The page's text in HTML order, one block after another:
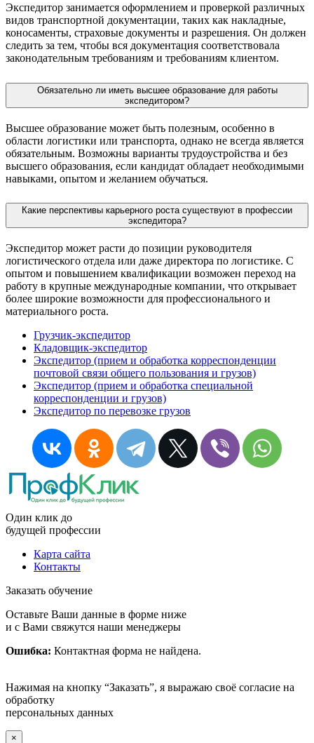
Экспедитор занимается оформлением и проверкой различных
видов транспортной документации, таких как накладные,
коносаменты, страховые документы и разрешения. Он должен
следить за тем, чтобы вся документация соответствовала
законодательным требованиям и требованиям клиентом.
Обязательно ли иметь высшее образование для работы
экспедитором?
Высшее образование может быть полезным, особенно в
области логистики или транспорта, однако не всегда является
обязательным. Возможны варианты трудоустройства и без
высшего образования, если кандидат обладает необходимыми
навыками, опытом и желанием обучаться.
Какие перспективы карьерного роста существуют в профессии
экспедитора?
Экспедитор может расти до позиции руководителя
логистического отдела или даже директора по логистике. С
опытом и повышением квалификации возможен переход на
работу в крупные международные компании, что открывает
более широкие возможности для профессионального и
материального роста.
Грузчик-экспедитор
Кладовщик-экспедитор
Экспедитор (прием и обработка корреспонденции
почтовой связи общего пользования и грузов)
Экспедитор (прием и обработка специальной
корреспонденции и грузов)
Экспедитор по перевозке грузов
Один клик до
будущей профессии
Карта сайта
Контакты
Заказать обучение
Оставьте Ваши данные в форме ниже
и с Вами свяжутся наши менеджеры
Ошибка: Контактная форма не найдена.
Нажимая на кнопку “Заказать”, я выражаю своё согласие на
обработку
персональных данных
×